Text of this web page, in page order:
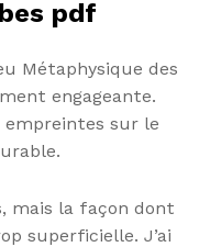
pdf
Métaphysique des
engageante.
empreintes sur le
mais la façon dont
superficielle. J’ai